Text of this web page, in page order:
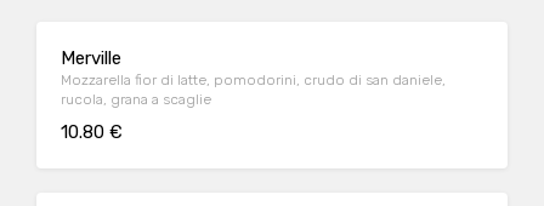
Merville
Mozzarella fior di latte, pomodorini, crudo di san daniele,
rucola, grana a scaglie
10.80 €